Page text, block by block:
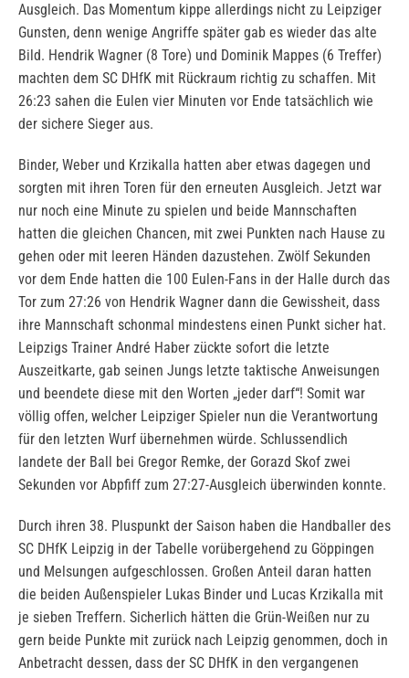
Ausgleich. Das Momentum kippe allerdings nicht zu Leipziger
Gunsten, denn wenige Angriffe später gab es wieder das alte
Bild. Hendrik Wagner (8 Tore) und Dominik Mappes (6 Treffer)
machten dem SC DHfK mit Rückraum richtig zu schaffen. Mit
26:23 sahen die Eulen vier Minuten vor Ende tatsächlich wie
der sichere Sieger aus.
Binder, Weber und Krzikalla hatten aber etwas dagegen und
sorgten mit ihren Toren für den erneuten Ausgleich. Jetzt war
nur noch eine Minute zu spielen und beide Mannschaften
hatten die gleichen Chancen, mit zwei Punkten nach Hause zu
gehen oder mit leeren Händen dazustehen. Zwölf Sekunden
vor dem Ende hatten die 100 Eulen-Fans in der Halle durch das
Tor zum 27:26 von Hendrik Wagner dann die Gewissheit, dass
ihre Mannschaft schonmal mindestens einen Punkt sicher hat.
Leipzigs Trainer André Haber zückte sofort die letzte
Auszeitkarte, gab seinen Jungs letzte taktische Anweisungen
und beendete diese mit den Worten „jeder darf“! Somit war
völlig offen, welcher Leipziger Spieler nun die Verantwortung
für den letzten Wurf übernehmen würde. Schlussendlich
landete der Ball bei Gregor Remke, der Gorazd Skof zwei
Sekunden vor Abpfiff zum 27:27-Ausgleich überwinden konnte.
Durch ihren 38. Pluspunkt der Saison haben die Handballer des
SC DHfK Leipzig in der Tabelle vorübergehend zu Göppingen
und Melsungen aufgeschlossen. Großen Anteil daran hatten
die beiden Außenspieler Lukas Binder und Lucas Krzikalla mit
je sieben Treffern. Sicherlich hätten die Grün-Weißen nur zu
gern beide Punkte mit zurück nach Leipzig genommen, doch in
Anbetracht dessen, dass der SC DHfK in den vergangenen